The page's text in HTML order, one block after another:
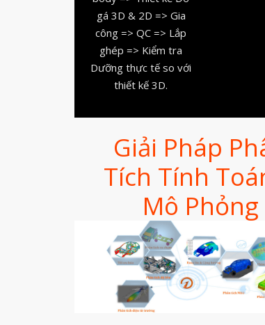
gá 3D & 2D => Gia
công => QC => Lắp
ghép => Kiểm tra
Dưỡng thực tế so với
thiết kế 3D.
Giải Pháp
Tích Tính
Mô Phỏng